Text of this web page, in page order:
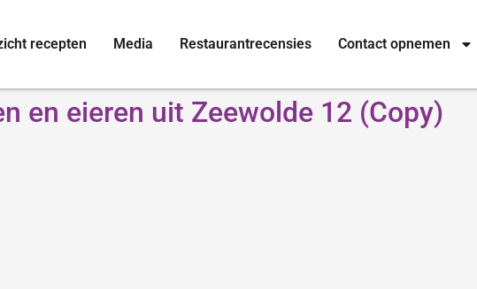
recepten Media Restaurantrecensies Contact opnemen
en eieren uit Zeewolde 12 (Copy)